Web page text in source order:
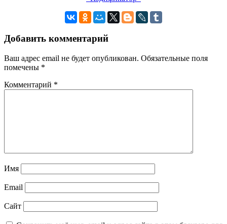
Добавить комментарий
Ваш адрес email не будет опубликован. Обязательные поля
помечены *
Комментарий *
Имя
Email
Сайт